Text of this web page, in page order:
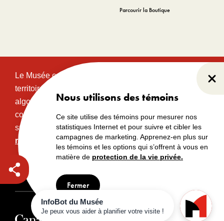
Nous utilisons des témoins
Ce site utilise des témoins pour mesurer nos
statistiques Internet et pour suivre et cibler les
campagnes de marketing. Apprenez-en plus sur
les témoins et les options qui s’offrent à vous en
matière de protection de la vie privée.
Fermer
Parcourir la Boutique
Le Musée canadien de l’histoire est situé sur le
territoire traditionnel et non cédé des communautés
algonquines Anishinabeg. Ce territoire a eu et
continue d’avoir une grande importance historique,
spirituelle et sacrée.Lire l’intégralité de la
reconnaissance territoriale.
Droits d’auteur Avertissements
© Musée canadien de l’histoire, 2024